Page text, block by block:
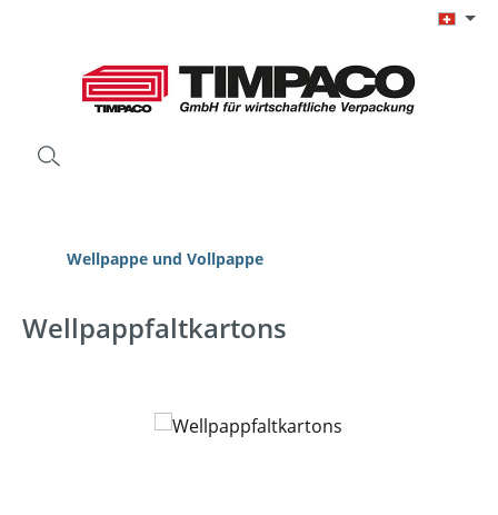
Wellpappe und Vollpappe
Wellpappfaltkartons
Bildergalerie überspringen